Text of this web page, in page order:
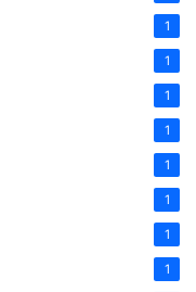
1
1
1
1
1
1
1
1